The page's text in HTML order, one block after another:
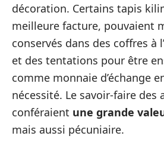
décoration. Certains tapis
meilleure facture, pouvaient
conservés dans des coffres à
et des tentations pour être
comme monnaie d’échange
nécessité. Le savoir-faire des
conféraient une grande
mais aussi pécuniaire.